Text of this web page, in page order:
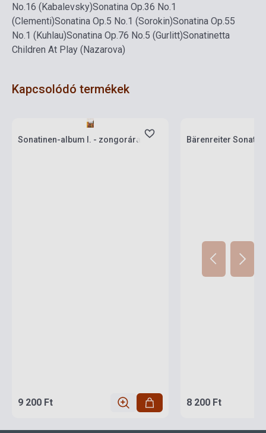
No.16 (Kabalevsky)Sonatina Op.36 No.1
(Clementi)Sonatina Op.5 No.1 (Sorokin)Sonatina Op.55
No.1 (Kuhlau)Sonatina Op.76 No.5 (Gurlitt)Sonatinetta
Children At Play (Nazarova)
Kapcsolódó termékek
Sonatinen-album I. - zongorára
9 200 Ft
Bärenreiter
8 200 Ft